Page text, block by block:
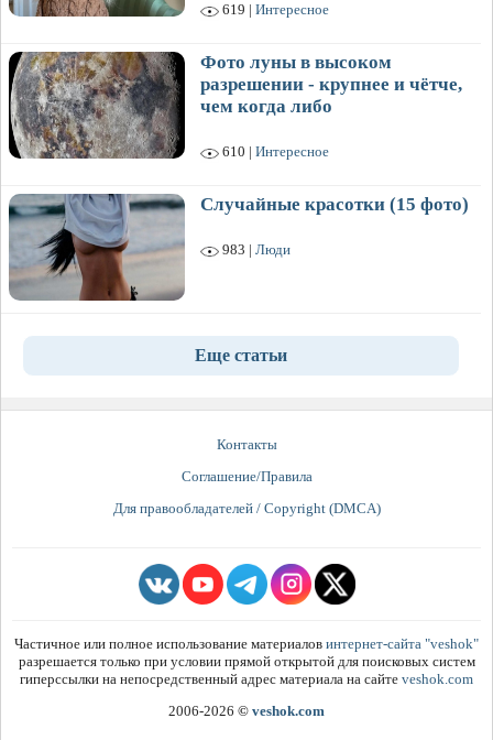
619 | Интересное
Фото луны в высоком
разрешении - крупнее и чётче,
чем когда либо
610 | Интересное
Случайные красотки (15 фото)
983 | Люди
Еще статьи
Контакты
Соглашение/Правила
Для правообладателей / Copyright (DMCA)
Частичное или полное использование материалов интернет-сайта "veshok"
разрешается только при условии прямой открытой для поисковых систем
гиперссылки на непосредственный адрес материала на сайте veshok.com
2006-2026 © veshok.com